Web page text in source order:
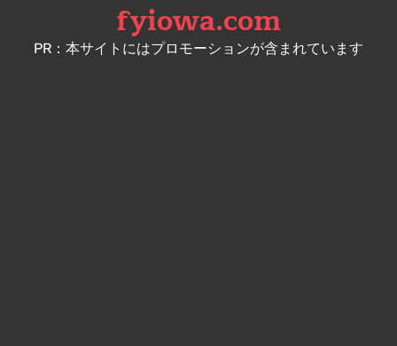
content
fyiowa.com
PR：本サイトにはプロモーションが含まれています